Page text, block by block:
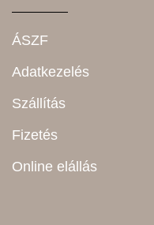
ÁSZF
Adatkezelés
Szállítás
Fizetés
Online elállás